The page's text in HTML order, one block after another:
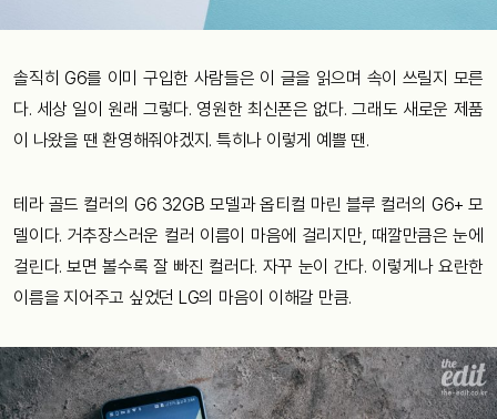
솔직히 G6를 이미 구입한 사람들은 이 글을 읽으며 속이 쓰릴지 모른
다. 세상 일이 원래 그렇다. 영원한 최신폰은 없다. 그래도 새로운 제품
이 나왔을 땐 환영해줘야겠지. 특히나 이렇게 예쁠 땐.
테라 골드 컬러의 G6 32GB 모델과 옵티컬 마린 블루 컬러의 G6+ 모
델이다. 거추장스러운 컬러 이름이 마음에 걸리지만, 때깔만큼은 눈에
걸린다. 보면 볼수록 잘 빠진 컬러다. 자꾸 눈이 간다. 이렇게나 요란한
이름을 지어주고 싶었던 LG의 마음이 이해갈 만큼.